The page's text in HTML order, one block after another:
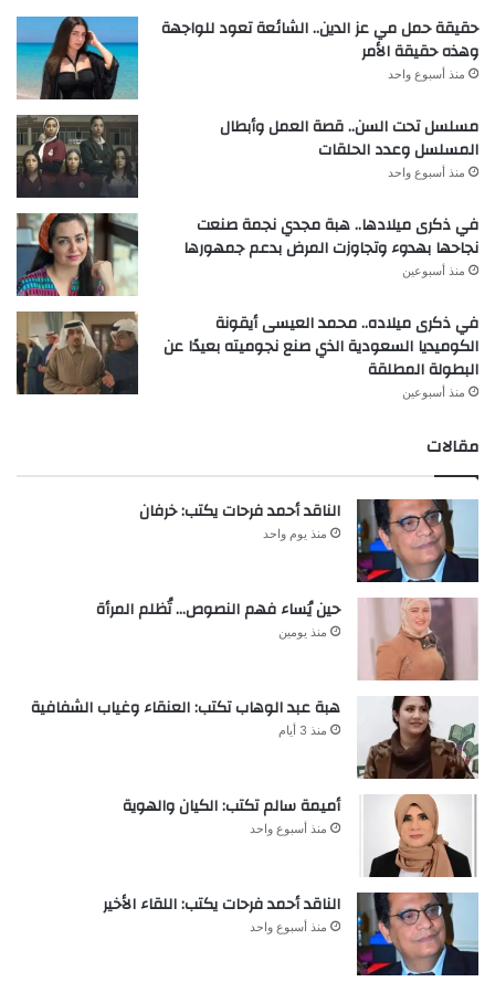
حقيقة حمل مي عز الدين.. الشائعة تعود للواجهة
وهذه حقيقة الأمر
منذ أسبوع واحد
مسلسل تحت السن.. قصة العمل وأبطال
المسلسل وعدد الحلقات
منذ أسبوع واحد
في ذكرى ميلادها.. هبة مجدي نجمة صنعت
نجاحها بهدوء وتجاوزت المرض بدعم جمهورها
منذ أسبوعين
في ذكرى ميلاده.. محمد العيسى أيقونة
الكوميديا السعودية الذي صنع نجوميته بعيدًا عن
البطولة المطلقة
منذ أسبوعين
مقالات
الناقد أحمد فرحات يكتب: خرفان
منذ يوم واحد
حين يُساء فهم النصوص… تُظلم المرأة
منذ يومين
هبة عبد الوهاب تكتب: العنقاء وغياب الشفافية
منذ 3 أيام
أميمة سالم تكتب: الكيان والهوية
منذ أسبوع واحد
الناقد أحمد فرحات يكتب: اللقاء الأخير
منذ أسبوع واحد